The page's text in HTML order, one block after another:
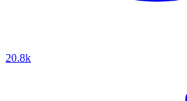
20.8k